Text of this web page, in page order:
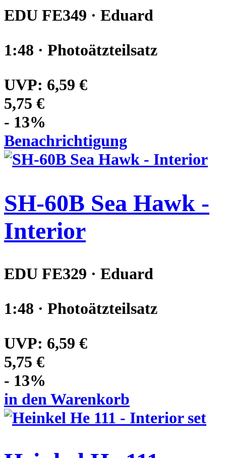
EDU FE349 · Eduard
1:48 · Photoätzteilsatz
UVP: 6,59 €
5,75 €
- 13%
Benachrichtigung
SH-60B Sea Hawk -
Interior
EDU FE329 · Eduard
1:48 · Photoätzteilsatz
UVP: 6,59 €
5,75 €
- 13%
in den Warenkorb